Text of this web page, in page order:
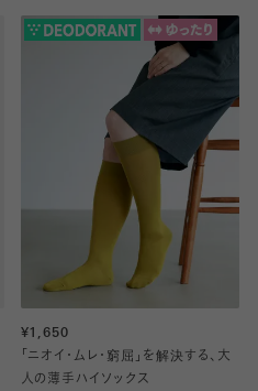
¥1,650
「ニオイ・ムレ・窮屈」を解決する、大
人の薄手ハイソックス